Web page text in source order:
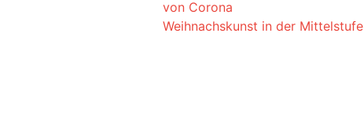
von Corona
Weihnachskunst in der Mittelstufe